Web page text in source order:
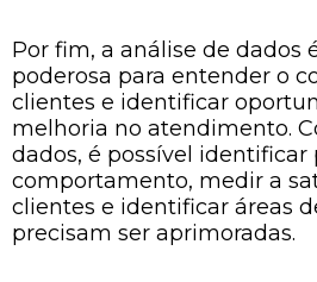
Por fim, a análise de dados
poderosa para entender o
clientes e identificar
melhoria no atendimento.
dados, é possível identificar
comportamento, medir a
clientes e identificar áreas
precisam ser aprimoradas.